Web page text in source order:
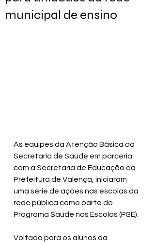
municipal de ensino
As equipes da Atenção Básica da
Secretaria de Saúde em parceria
com a Secretaria de Educação da
Prefeitura de Valença, iniciaram
uma série de ações nas escolas da
rede pública como parte do
Programa Saúde nas Escolas (PSE).
Voltado para os alunos da